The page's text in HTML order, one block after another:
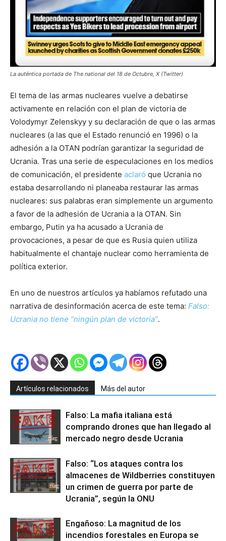
La auténtica portada de The national del 18 de Octubre, X (Twitter)
El tema de las armas nucleares vuelve a debatirse
activamente en relación con el plan de victoria de
Volodymyr Zelenskyy y su declaración de que o las armas
nucleares (a las que el Estado renunció en 1996) o la
adhesión a la OTAN podrían garantizar la seguridad de
Ucrania. Tras una serie de especulaciones en los medios
de comunicación, el presidente aclaró que Ucrania no
estaba desarrollando ni planeaba restaurar las armas
nucleares: sus palabras eran simplemente un argumento
a favor de la adhesión de Ucrania a la OTAN. Sin
embargo, Putin ya ha acusado a Ucrania de
provocaciones, a pesar de que es Rusia quien utiliza
habitualmente el chantaje nuclear como herramienta de
política exterior.
En uno de nuestros artículos ya habíamos refutado una
narrativa de desinformación acerca de este tema: Falso:
Ucrania no tiene “ningún plan de victoria”.
Artículos relacionados Más del autor
Falso: La mafia italiana está
comprando drones que han llegado al
mercado negro desde Ucrania
Falso: “Los ataques contra los
almacenes de Wildberries constituyen
un crimen de guerra por parte de
Ucrania”, según la ONU
Engañoso: La magnitud de los
incendios forestales en Europa se